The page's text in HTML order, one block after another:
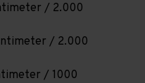
/ 2.000
/ 2.000
/ 1000